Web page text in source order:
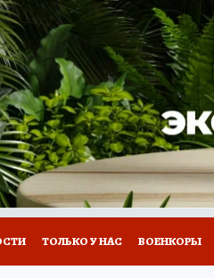
ПРОГНОЗЫ НА СПОРТ
НЕДВИЖИМОСТЬ
РЕКЛАМА ТЕСТЫ НОВОЕ
ТОЛЬКО У НАС ВОЕНКОРЫ